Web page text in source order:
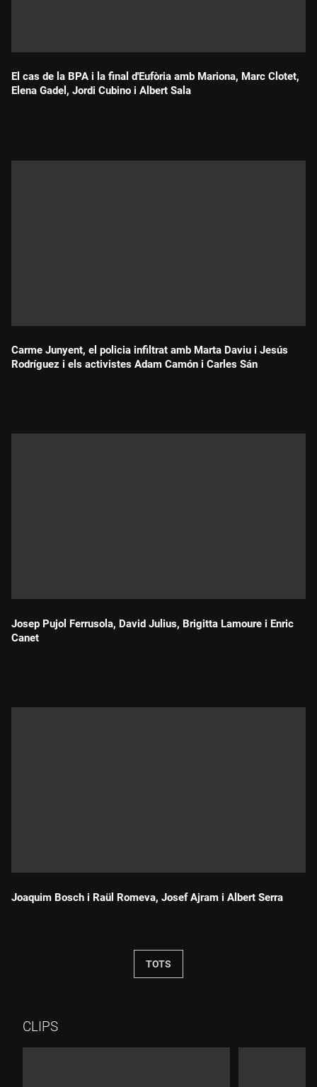
El cas de la BPA i la final d'Eufòria amb Mariona, Marc Clotet,
Elena Gadel, Jordi Cubino i Albert Sala
Carme Junyent, el policia infiltrat amb Marta Daviu i Jesús
Rodríguez i els activistes Adam Camón i Carles Sán
Josep Pujol Ferrusola, David Julius, Brigitta Lamoure i Enric
Canet
Joaquim Bosch i Raül Romeva, Josef Ajram i Albert Serra
TOTS
CLIPS